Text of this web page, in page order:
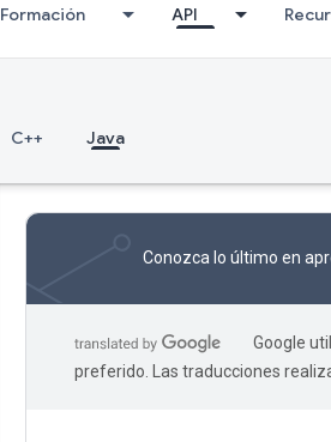
Formación API
C++ Java
Conozca lo último en
Google
preferido. Las traducciones